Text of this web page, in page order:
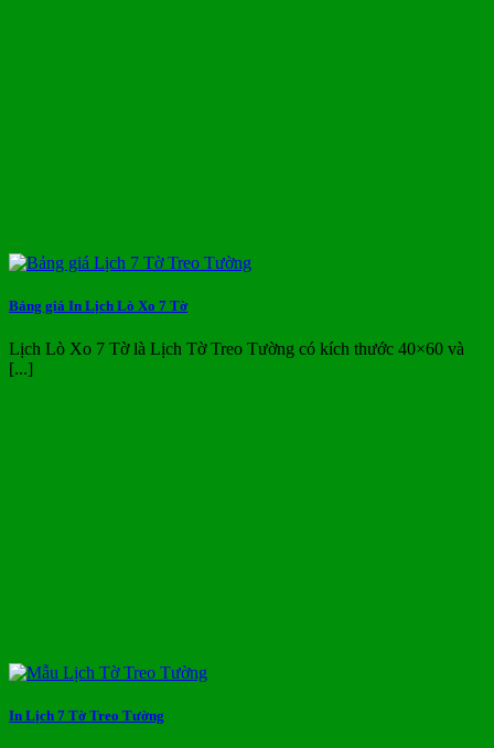
Bảng giá In Lịch Lò Xo 7 Tờ
Lịch Lò Xo 7 Tờ là Lịch Tờ Treo Tường có kích thước 40×60 và
[...]
In Lịch 7 Tờ Treo Tường